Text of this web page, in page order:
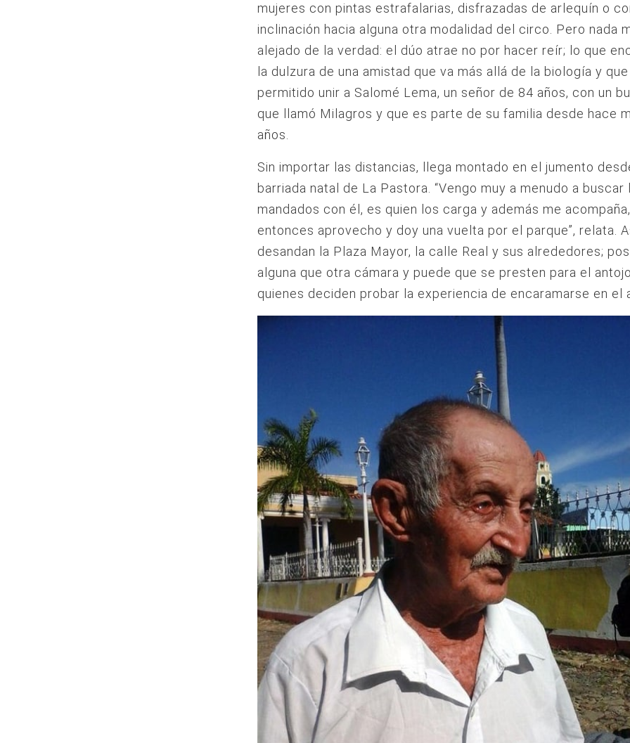
mujeres con pintas estrafalarias, disfrazadas de arlequín o
inclinación hacia alguna otra modalidad del circo. Pero nada
alejado de la verdad: el dúo atrae no por hacer reír; lo que
la dulzura de una amistad que va más allá de la biología y que
permitido unir a Salomé Lema, un señor de 84 años, con un
que llamó Milagros y que es parte de su familia desde hace
años.
Sin importar las distancias, llega montado en el jumento
barriada natal de La Pastora. “Vengo muy a menudo a buscar
mandados con él, es quien los carga y además me acompaña,
entonces aprovecho y doy una vuelta por el parque”, relata.
desandan la Plaza Mayor, la calle Real y sus alrededores;
alguna que otra cámara y puede que se presten para el
quienes deciden probar la experiencia de encaramarse en el